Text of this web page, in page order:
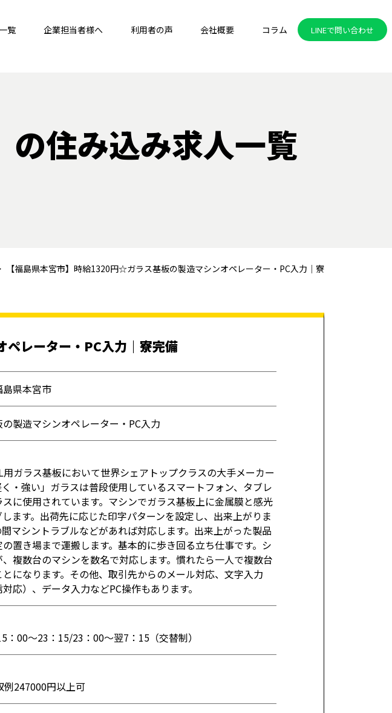
覧 企業担当者様へ 利用者の声 会社概要 コラム LINEで問い合わせ
住み込み求人一覧
【福島県本宮市】時給1320円☆ガラス基板の製造マシンオペレーター・PC入力｜寮完備
ペレーター・PC入力｜寮完備
県本宮市
製造マシンオペレーター・PC入力
ガラス基板において世界シェアトップクラスの大手メーカー
・強い」ガラスは普段使用しているスマートフォン、タブレ
に使用されています。マシンでガラス基板上に金属膜と感光
ます。出荷先に応じた印字パターンを設定し、出来上がりま
マシントラブルなどがあれば対応します。出来上がった製品
置き場まで運搬します。基本的に歩き回る立ち仕事です。シ
複数台のマシンを数名で対応します。慣れたら一人で複数台
になります。その他、取引先からのメール対応、文字入力
対応）、データ入力などPC操作もあります。
：00～23：15/23：00～翌7：15（交替制）
例247000円以上可